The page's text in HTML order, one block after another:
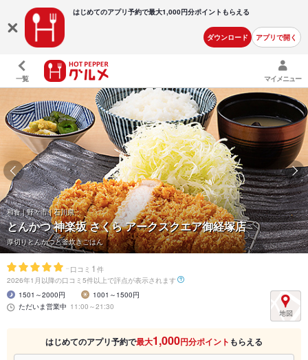
はじめてのアプリ予約で最大1,000円分ポイントもらえる
ダウンロード アプリで開く
一覧 マイメニュー
和食 | 野々市 | 石川県
とんかつ 神楽坂 さくら アークスクエア御経塚店
厚切りとんかつと釜炊きごはん
- 口コミ 1 件
2026年1月以降の口コミ5件以上で評点が表示されます
1501～2000円
1001～1500円
ただいま営業中 11:00～21:30
はじめてのアプリ予約で最大1,000円分ポイント もらえる